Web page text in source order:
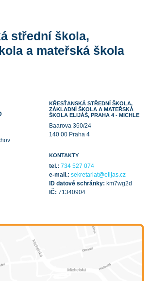
střední škola,
a mateřská škola
KŘESŤANSKÁ STŘEDNÍ ŠKOLA,
ZÁKLADNÍ ŠKOLA A MATEŘSKÁ
ŠKOLA ELIJÁŠ, PRAHA 4 - MICHLE
Baarova 360/24
140 00 Praha 4
KONTAKTY
tel.: 734 527 074
e-mail.: sekretariat@elijas.cz
ID datové schránky: km7wg2d
IČ: 71340904